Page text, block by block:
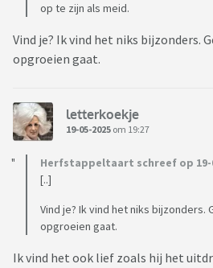
op te zijn als meid.
Vind je? Ik vind het niks bijzonders.
opgroeien gaat.
letterkoekje
19-05-2025 om 19:27
Herfstappeltaart schreef op 19-
[..]
Vind je? Ik vind het niks bijzonders.
opgroeien gaat.
Ik vind het ook lief zoals hij het